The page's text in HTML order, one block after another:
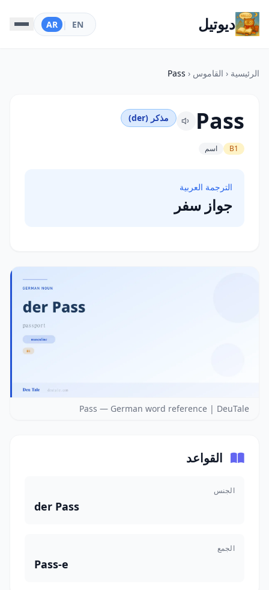
ديوتيل EN
|
AR
الرئيسية ‹ القاموس ‹
Pass
Pass مذكر (der)
B1 اسم
الترجمة العربية
جواز سفر
Pass — German word reference | DeuTale
القواعد
الجنس
der Pass
الجمع
Pass-e